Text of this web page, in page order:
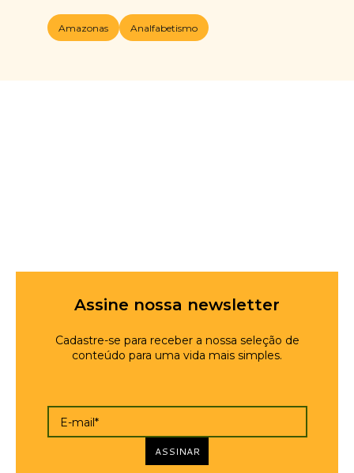
Amazonas Analfabetismo
Assine nossa newsletter
Cadastre-se para receber a nossa seleção de
conteúdo para uma vida mais simples.
E-mail*
ASSINAR